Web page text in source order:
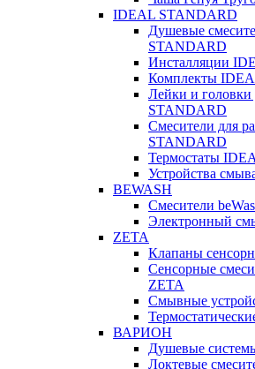
IDEAL STANDARD
Душевые
STANDARD
Инсталляции
Комплекты
Лейки и
STANDARD
Смесители для
STANDARD
Термостаты
Устройства
BEWASH
Смесители
Электронный
ZETA
Клапаны
Сенсорные
ZETA
Смывные
ВАРИОН
Душевые
Локтевые